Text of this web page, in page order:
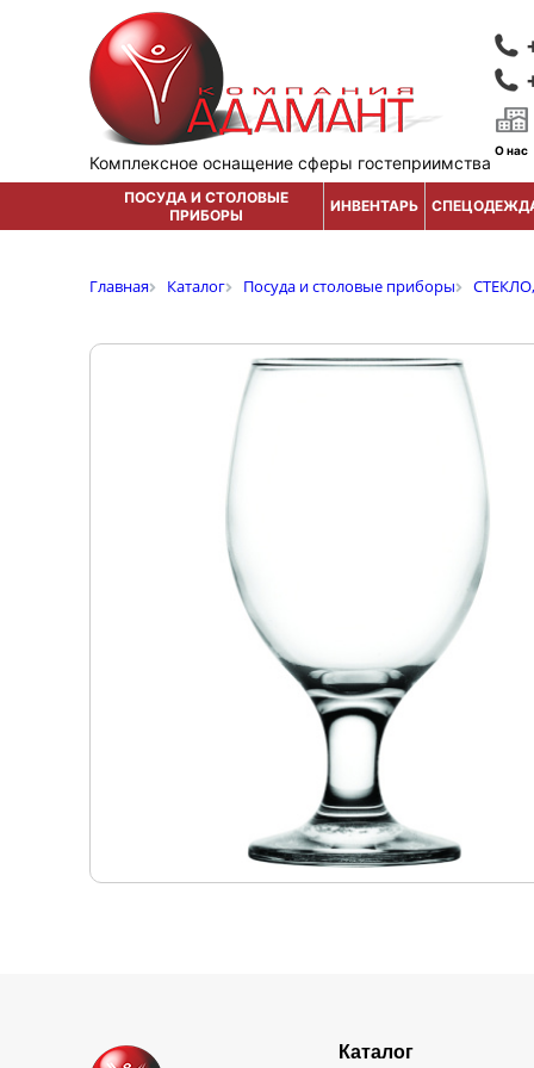
Комплексное оснащение сферы гостеприимства
О нас
ПОСУДА И СТОЛОВЫЕ
ПРИБОРЫ
ИНВЕНТАРЬ
Главная Каталог Посуда и столовые приборы
Каталог